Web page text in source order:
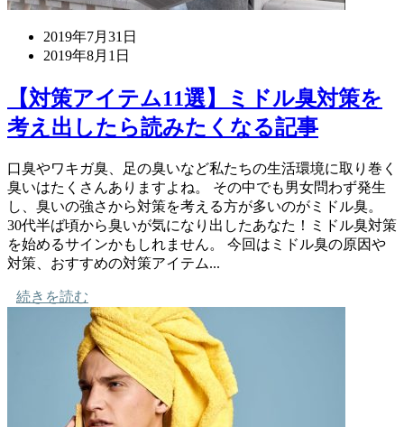
2019年7月31日
2019年8月1日
【対策アイテム11選】ミドル臭対策を
考え出したら読みたくなる記事
口臭やワキガ臭、足の臭いなど私たちの生活環境に取り巻く
臭いはたくさんありますよね。 その中でも男女問わず発生
し、臭いの強さから対策を考える方が多いのがミドル臭。
30代半ば頃から臭いが気になり出したあなた！ミドル臭対策
を始めるサインかもしれません。 今回はミドル臭の原因や
対策、おすすめの対策アイテム...
続きを読む